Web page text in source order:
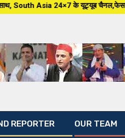
24×7 के यूट्यूब चैनल,फेसबुक और ट्विटर पर
REPORTER OUR TEAM